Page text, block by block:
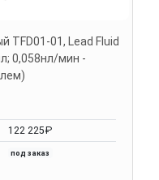
TFD01-01, Lead Fluid
0,058нл/мин -
122 225₽
под заказ